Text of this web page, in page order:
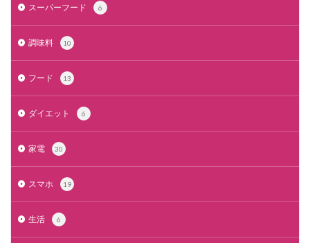
スーパーフード 6
調味料 10
フード 13
ダイエット 6
家電 30
スマホ 19
生活 6